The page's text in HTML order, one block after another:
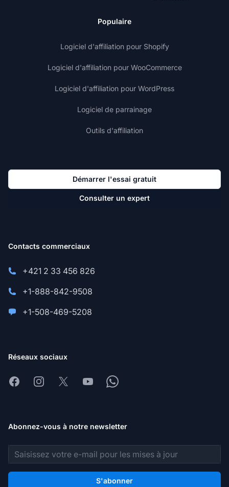
Populaire
Logiciel d'affiliation pour Shopify
Logiciel d'affiliation pour WooCommerce
Logiciel d'affiliation pour WordPress
Logiciel de parrainage
Outils d'affiliation
Démarrer l'essai gratuit
Consulter un expert
Contacts commerciaux
+421 2 33 456 826
+1-888-842-9508
+1-508-469-5208
Réseaux sociaux
FacebookInstagram
X YoutubeWhatsapp
Abonnez-vous à notre newsletter
Adresse e-mail
S'abonner